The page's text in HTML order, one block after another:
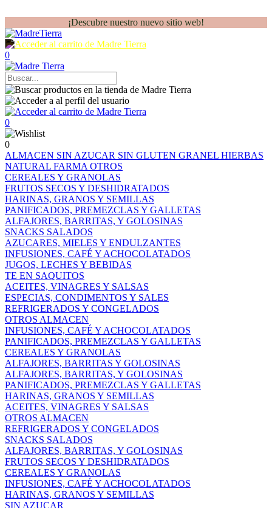
¡Descubre nuestro nuevo sitio web!
0
0
0
ALMACEN SIN AZUCAR SIN GLUTEN GRANEL HIERBAS
NATURAL FARMA OTROS
CEREALES Y GRANOLAS
FRUTOS SECOS Y DESHIDRATADOS
HARINAS, GRANOS Y SEMILLAS
PANIFICADOS, PREMEZCLAS Y GALLETAS
ALFAJORES, BARRITAS, Y GOLOSINAS
SNACKS SALADOS
AZUCARES, MIELES Y ENDULZANTES
INFUSIONES, CAFÉ Y ACHOCOLATADOS
JUGOS, LECHES Y BEBIDAS
TE EN SAQUITOS
ACEITES, VINAGRES Y SALSAS
ESPECIAS, CONDIMENTOS Y SALES
REFRIGERADOS Y CONGELADOS
OTROS ALMACEN
INFUSIONES, CAFÉ Y ACHOCOLATADOS
PANIFICADOS, PREMEZCLAS Y GALLETAS
CEREALES Y GRANOLAS
ALFAJORES, BARRITAS Y GOLOSINAS
ALFAJORES, BARRITAS, Y GOLOSINAS
PANIFICADOS, PREMEZCLAS Y GALLETAS
HARINAS, GRANOS Y SEMILLAS
ACEITES, VINAGRES Y SALSAS
OTROS ALMACEN
REFRIGERADOS Y CONGELADOS
SNACKS SALADOS
ALFAJORES, BARRITAS, Y GOLOSINAS
FRUTOS SECOS Y DESHIDRATADOS
CEREALES Y GRANOLAS
INFUSIONES, CAFÉ Y ACHOCOLATADOS
HARINAS, GRANOS Y SEMILLAS
SIN AZUCAR